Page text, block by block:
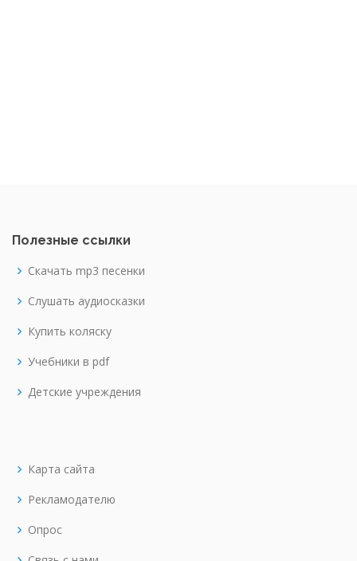
Полезные ссылки
Скачать mp3 песенки
Слушать аудиосказки
Купить коляску
Учебники в pdf
Детские учреждения
Карта сайта
Рекламодателю
Опрос